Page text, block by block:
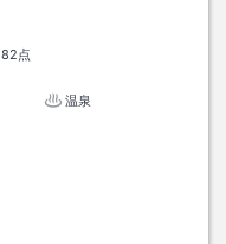
82点
温泉